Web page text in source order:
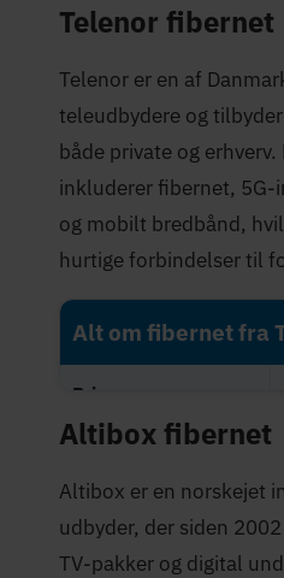
Maksimal hastighed
Trustpilot-score
Telenor fibernet
Telenor er en af
teleudbydere og
både private og erhverv.
inkluderer fibernet,
og mobilt bredbånd,
hurtige forbindelser til
Alt om fibernet fra
Priser
Maksimal hastighed
(Mbit/s)
Trustpilot-score
Altibox fibernet
Altibox er en norskejet
udbyder, der siden
TV-pakker og digital